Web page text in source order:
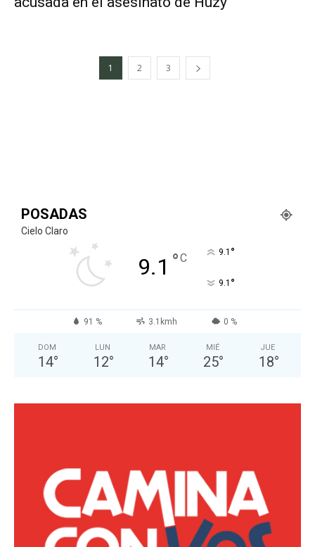
1 2 3
POSADAS
Cielo Claro
9.1 °C 9.1 °
9.1 °
91 % 3.1kmh 0 %
DOM
14°
LUN
12°
MAR
14°
MIÉ
25°
JUE
18°